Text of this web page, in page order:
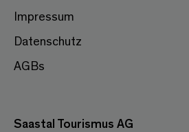
Impressum
Datenschutz
AGBs
Saastal Tourismus AG